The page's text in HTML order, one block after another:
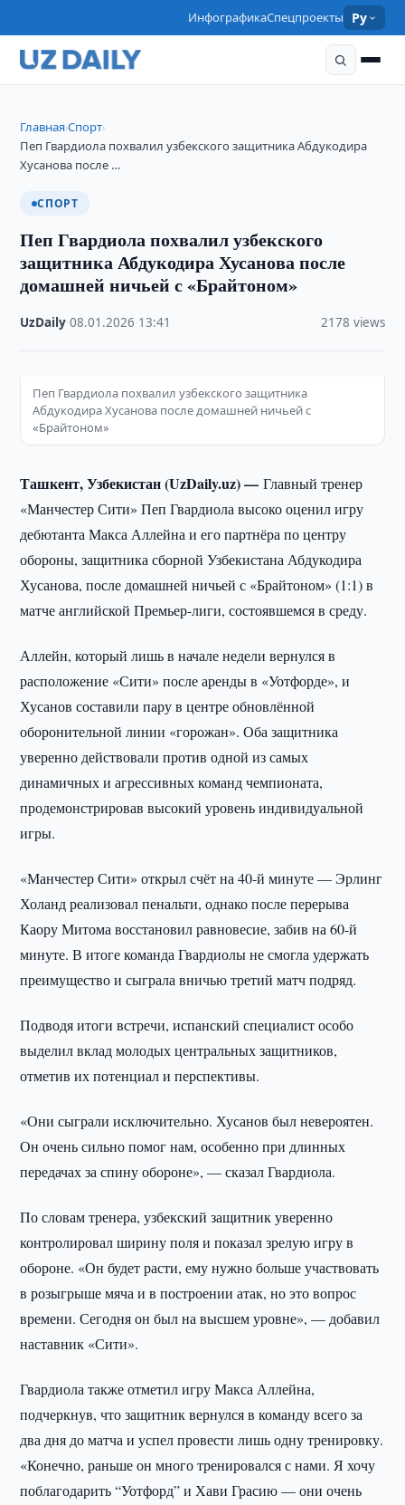
ИнфографикаСпецпроекты Ру
Главная›Спорт›
Пеп Гвардиола похвалил узбекского защитника Абдукодира
Хусанова после …
СПОРТ
Пеп Гвардиола похвалил узбекского
защитника Абдукодира Хусанова после
домашней ничьей с «Брайтоном»
UzDaily ·08.01.2026 13:41 2178 views
Пеп Гвардиола похвалил узбекского защитника
Абдукодира Хусанова после домашней ничьей с
«Брайтоном»
Ташкент, Узбекистан (UzDaily.uz) —Главный тренер
«Манчестер Сити» Пеп Гвардиола высоко оценил игру
дебютанта Макса Аллейна и его партнёра по центру
обороны, защитника сборной Узбекистана Абдукодира
Хусанова, после домашней ничьей с «Брайтоном» (1:1) в
матче английской Премьер-лиги, состоявшемся в среду.
Аллейн, который лишь в начале недели вернулся в
расположение «Сити» после аренды в «Уотфорде», и
Хусанов составили пару в центре обновлённой
оборонительной линии «горожан». Оба защитника
уверенно действовали против одной из самых
динамичных и агрессивных команд чемпионата,
продемонстрировав высокий уровень индивидуальной
игры.
«Манчестер Сити» открыл счёт на 40-й минуте — Эрлинг
Холанд реализовал пенальти, однако после перерыва
Каору Митома восстановил равновесие, забив на 60-й
минуте. В итоге команда Гвардиолы не смогла удержать
преимущество и сыграла вничью третий матч подряд.
Подводя итоги встречи, испанский специалист особо
выделил вклад молодых центральных защитников,
отметив их потенциал и перспективы.
«Они сыграли исключительно. Хусанов был невероятен.
Он очень сильно помог нам, особенно при длинных
передачах за спину обороне», — сказал Гвардиола.
По словам тренера, узбекский защитник уверенно
контролировал ширину поля и показал зрелую игру в
обороне. «Он будет расти, ему нужно больше участвовать
в розыгрыше мяча и в построении атак, но это вопрос
времени. Сегодня он был на высшем уровне», — добавил
наставник «Сити».
Гвардиола также отметил игру Макса Аллейна,
подчеркнув, что защитник вернулся в команду всего за
два дня до матча и успел провести лишь одну тренировку.
«Конечно, раньше он много тренировался с нами. Я хочу
поблагодарить “Уотфорд” и Хави Грасию — они очень